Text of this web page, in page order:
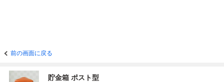
前の画面に戻る
貯金箱 ポスト型